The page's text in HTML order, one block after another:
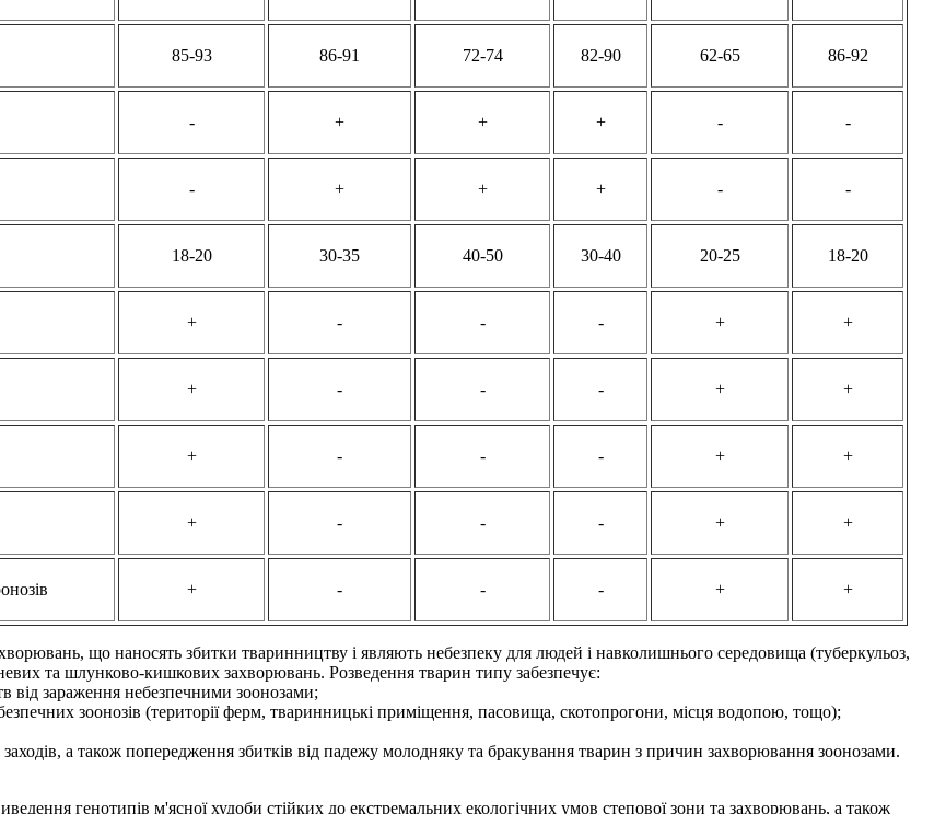
85-93 86-91 72-74 82-90 62-65 86-92
- + + + - -
- + + + - -
18-20 30-35 40-50 30-40 20-25 18-20
+ - - - + +
+ - - - + +
+ - - - + +
+ - - - + +
+ - - - + +
що наносять збитки тваринництву і являють небезпеку для людей і навколишнього середовища (туберкульоз,
та шлунково-кишкових захворювань. Розведення тварин типу забезпечує:
від зараження небезпечними зоонозами;
зоонозів (території ферм, тваринницькі приміщення, пасовища, скотопрогони, місця водопою, тощо);
а також попередження збитків від падежу молодняку та бракування тварин з причин захворювання зоонозами.
генотипів м'ясної худоби стійких до екстремальних екологічних умов степової зони та захворювань, а також